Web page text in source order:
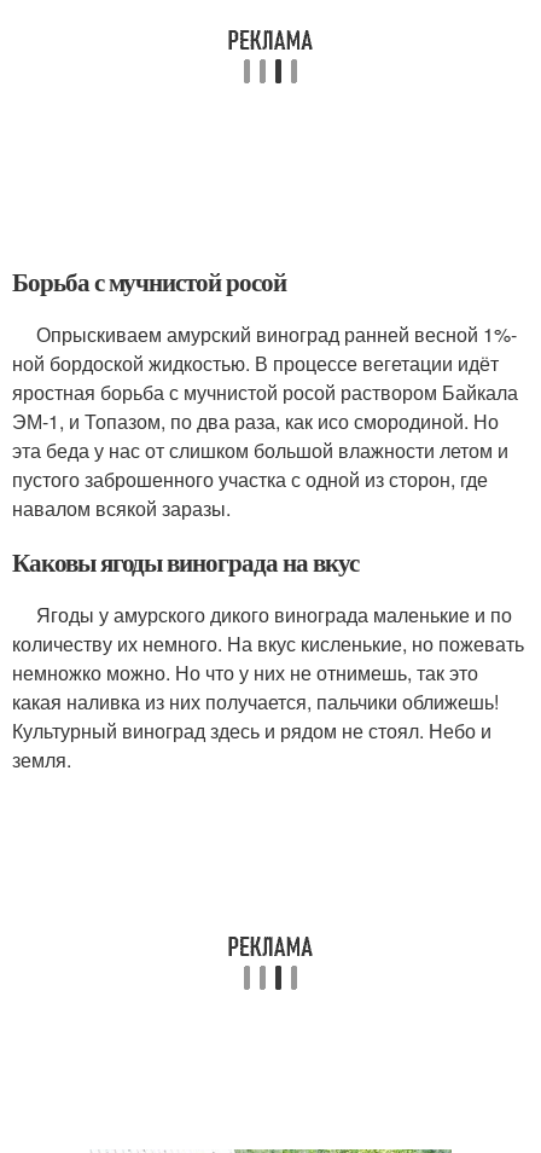
Борьба с мучнистой росой
Опрыскиваем амурский виноград ранней весной 1%-
ной бордоской жидкостью. В процессе вегетации идёт
яростная борьба с мучнистой росой раствором Байкала
ЭМ-1, и Топазом, по два раза, как исо смородиной. Но
эта беда у нас от слишком большой влажности летом и
пустого заброшенного участка с одной из сторон, где
навалом всякой заразы.
Каковы ягоды винограда на вкус
Ягоды у амурского дикого винограда маленькие и по
количеству их немного. На вкус кисленькие, но пожевать
немножко можно. Но что у них не отнимешь, так это
какая наливка из них получается, пальчики оближешь!
Культурный виноград здесь и рядом не стоял. Небо и
земля.